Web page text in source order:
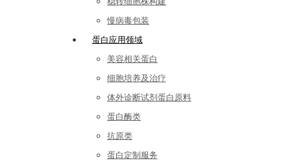
慢病毒包装
蛋白应用领域
美容相关蛋白
细胞培养及治疗
体外诊断试剂蛋白原料
蛋白酶类
抗原类
蛋白定制服务